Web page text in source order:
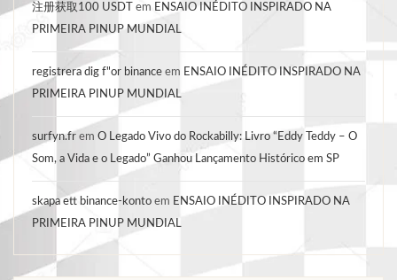
注册获取100 USDT em ENSAIO INÉDITO INSPIRADO NA
PRIMEIRA PINUP MUNDIAL
registrera dig f"or binance em ENSAIO INÉDITO INSPIRADO NA
PRIMEIRA PINUP MUNDIAL
surfyn.fr em O Legado Vivo do Rockabilly: Livro “Eddy Teddy – O
Som, a Vida e o Legado” Ganhou Lançamento Histórico em SP
skapa ett binance-konto em ENSAIO INÉDITO INSPIRADO NA
PRIMEIRA PINUP MUNDIAL